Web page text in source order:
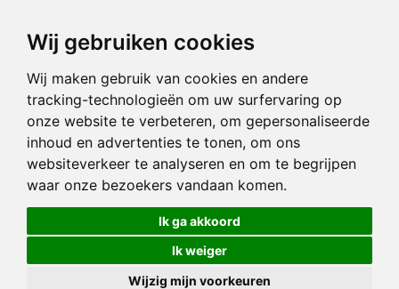
Wij gebruiken cookies
Wij maken gebruik van cookies en andere
tracking-technologieën om uw surfervaring op
onze website te verbeteren, om gepersonaliseerde
inhoud en advertenties te tonen, om ons
websiteverkeer te analyseren en om te begrijpen
waar onze bezoekers vandaan komen.
Ik ga akkoord
Ik weiger
Wijzig mijn voorkeuren
direct
hoofdinhoud